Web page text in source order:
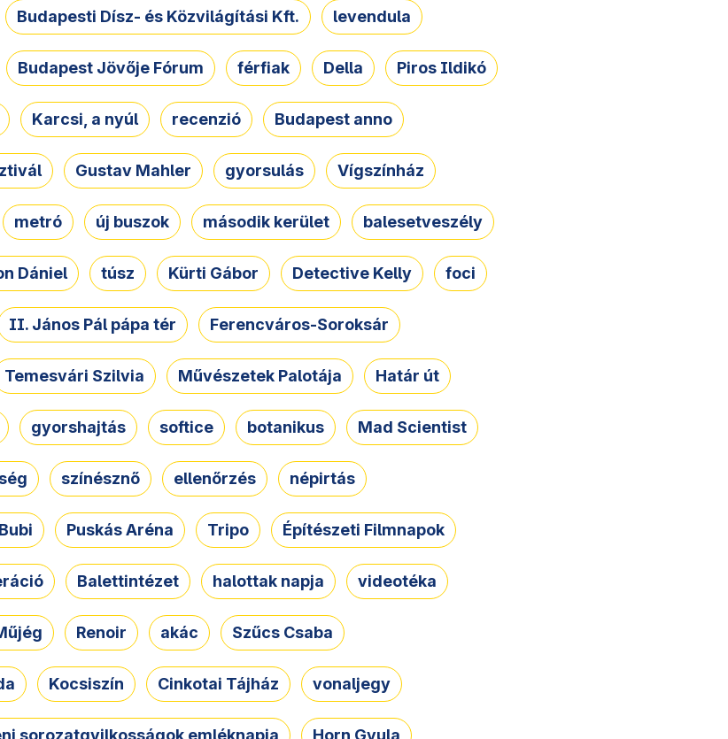
Budapesti Dísz- és Közvilágítási Kft. levendula
Budapest Jövője Fórum férfiak Della Piros Ildikó
Karcsi, a nyúl recenzió Budapest anno
Gustav Mahler gyorsulás Vígszínház
metró új buszok második kerület balesetveszély
Dániel túsz Kürti Gábor Detective Kelly foci
II. János Pál pápa tér Ferencváros-Soroksár
Temesvári Szilvia Művészetek Palotája Határ út
gyorshajtás softice botanikus Mad Scientist
színésznő ellenőrzés népirtás
Puskás Aréna Tripo Építészeti Filmnapok
Balettintézet halottak napja videotéka
Renoir akác Szűcs Csaba
Kocsiszín Cinkotai Tájház vonaljegy
sorozatgyilkosságok emléknapja Horn Gyula